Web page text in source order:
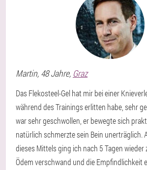
Martin, 48 Jahre, Graz
Das Flekosteel-Gel hat mir bei einer
während des Trainings erlitten habe, sehr
war sehr geschwollen, er bewegte sich
natürlich schmerzte sein Bein unerträglich.
dieses Mittels ging ich nach 5 Tagen wieder
Ödem verschwand und die Empfindlichkeit